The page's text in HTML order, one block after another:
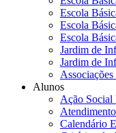
Escola
Escola
Escola
Jardim de
Jardim de
Alunos
Ação Social
Calendário